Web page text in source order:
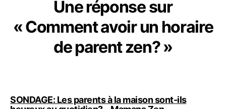
Une réponse sur
« Comment avoir un horaire
de parent zen? »
SONDAGE: Les parents à la maison sont-ils